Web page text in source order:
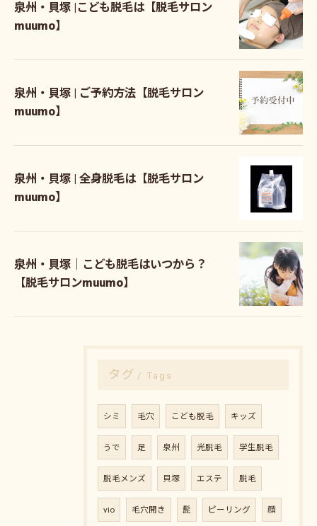
泉州・貝塚 |こども脱毛は【脱毛サロン
muumo】
泉州・貝塚 | ご予約方法【脱毛サロン
muumo】
泉州・貝塚 | 全身脱毛は【脱毛サロン
muumo】
泉州・貝塚｜こども脱毛はいつから？
【脱毛サロンmuumo】
タグ Tags
シミ 毛穴 こども脱毛 キッズ
うで 足 泉州 光脱毛 学生脱毛
脱毛メンズ 貝塚 エステ 脱毛
vio 毛穴開き 髭 ピーリング 顔